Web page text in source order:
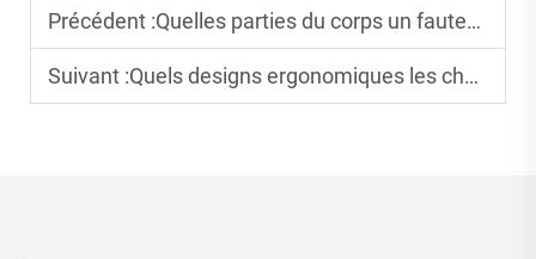
Précédent :Quelles parties du corps un fauteuil de bureau ergonomique soutient-il ?
Suivant :Quels designs ergonomiques les chaises de bureau haut de gamme possèdent-elles ?